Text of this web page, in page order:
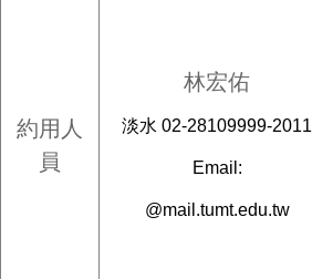
約用人
員
林宏佑
淡水 02-28109999-2011
Email:
@mail.tumt.edu.tw